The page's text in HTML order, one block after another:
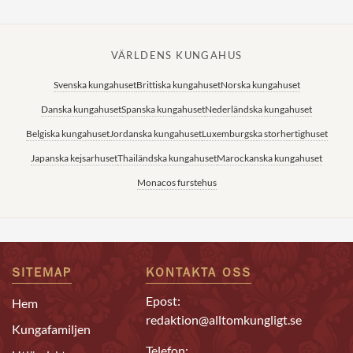
VÄRLDENS KUNGAHUS
Svenska kungahusetBrittiska kungahusetNorska kungahuset
Danska kungahusetSpanska kungahusetNederländska kungahuset
Belgiska kungahusetJordanska kungahusetLuxemburgska storhertighuset
Japanska kejsarhusetThailändska kungahusetMarockanska kungahuset
Monacos furstehus
SITEMAP
Hem
Kungafamiljen
KONTAKTA OSS
Epost:
redaktion@alltomkungligt.se